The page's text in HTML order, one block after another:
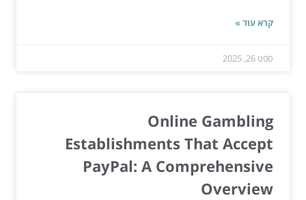
קרא עוד »
ספט 26, 2025
Online Gambling
Establishments That Accept
PayPal: A Comprehensive
Overview